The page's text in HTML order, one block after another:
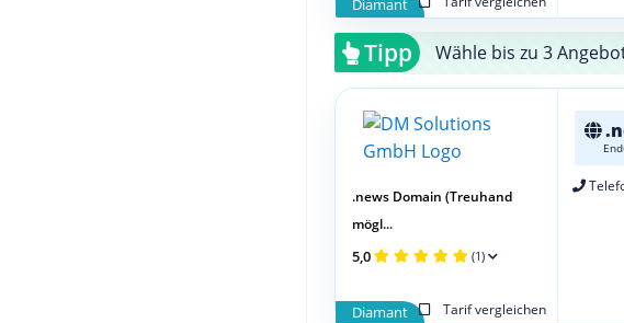
Diamant
Tipp Wähle bis zu 3
Diamant Tarif vergleichen
.news Domain (Treuhand
mögl...
5,0 (1)